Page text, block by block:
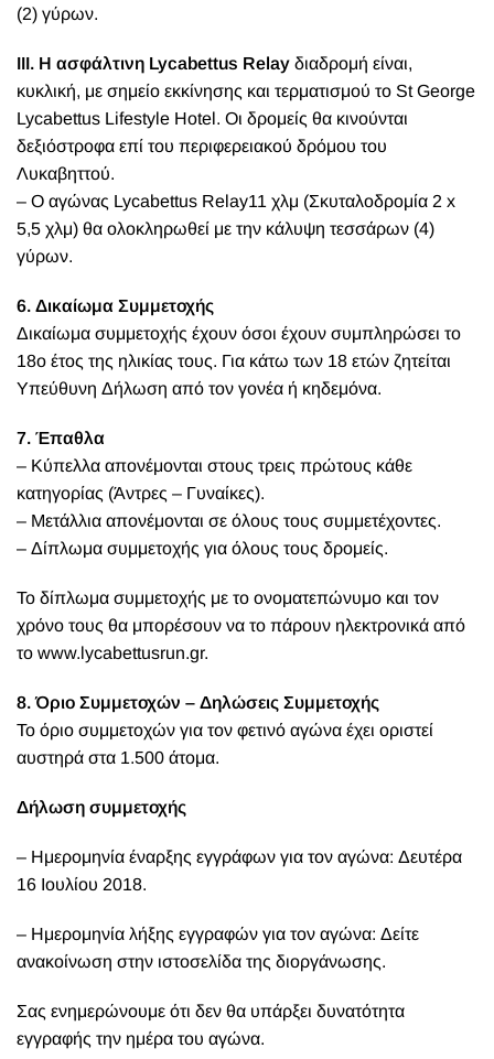
(2) γύρων.
III. Η ασφάλτινη Lycabettus Relay διαδρομή είναι,
κυκλική, με σημείο εκκίνησης και τερματισμού το St George
Lycabettus Lifestyle Hotel. Οι δρομείς θα κινούνται
δεξιόστροφα επί του περιφερειακού δρόμου του
Λυκαβηττού.
– Ο αγώνας Lycabettus Relay11 χλμ (Σκυταλοδρομία 2 x
5,5 χλμ) θα ολοκληρωθεί με την κάλυψη τεσσάρων (4)
γύρων.
6. Δικαίωμα Συμμετοχής
Δικαίωμα συμμετοχής έχουν όσοι έχουν συμπληρώσει το
18ο έτος της ηλικίας τους. Για κάτω των 18 ετών ζητείται
Υπεύθυνη Δήλωση από τον γονέα ή κηδεμόνα.
7. Έπαθλα
– Κύπελλα απονέμονται στους τρεις πρώτους κάθε
κατηγορίας (Άντρες – Γυναίκες).
– Μετάλλια απονέμονται σε όλους τους συμμετέχοντες.
– Δίπλωμα συμμετοχής για όλους τους δρομείς.
Το δίπλωμα συμμετοχής με το ονοματεπώνυμο και τον
χρόνο τους θα μπορέσουν να το πάρουν ηλεκτρονικά από
το www.lycabettusrun.gr.
8. Όριο Συμμετοχών – Δηλώσεις Συμμετοχής
Το όριο συμμετοχών για τον φετινό αγώνα έχει οριστεί
αυστηρά στα 1.500 άτομα.
Δήλωση συμμετοχής
– Ημερομηνία έναρξης εγγράφων για τον αγώνα: Δευτέρα
16 Ιουλίου 2018.
– Ημερομηνία λήξης εγγραφών για τον αγώνα: Δείτε
ανακοίνωση στην ιστοσελίδα της διοργάνωσης.
Σας ενημερώνουμε ότι δεν θα υπάρξει δυνατότητα
εγγραφής την ημέρα του αγώνα.